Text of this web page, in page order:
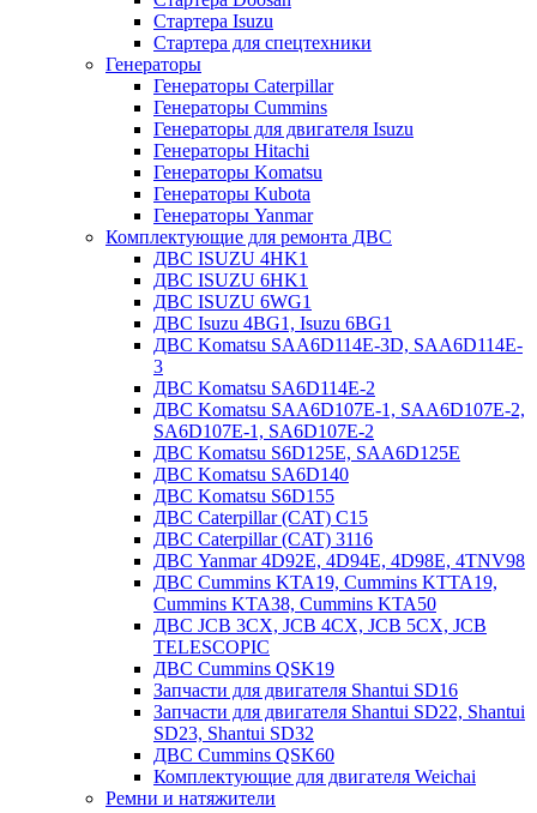
Стартера Isuzu
Стартера для спецтехники
Генераторы
Генераторы Caterpillar
Генераторы Cummins
Генераторы для двигателя Isuzu
Генераторы Hitachi
Генераторы Komatsu
Генераторы Kubota
Генераторы Yanmar
Комплектующие для ремонта ДВС
ДВС ISUZU 4HK1
ДВС ISUZU 6HK1
ДВС ISUZU 6WG1
ДВС Isuzu 4BG1, Isuzu 6BG1
ДВС Komatsu SAA6D114E-3D, SAA6D114E-
3
ДВС Komatsu SA6D114E-2
ДВС Komatsu SAA6D107E-1, SAA6D107E-2,
SA6D107E-1, SA6D107E-2
ДВС Komatsu S6D125E, SAA6D125E
ДВС Komatsu SA6D140
ДВС Komatsu S6D155
ДВС Caterpillar (CAT) C15
ДВС Caterpillar (CAT) 3116
ДВС Yanmar 4D92E, 4D94E, 4D98E, 4TNV98
ДВС Cummins KTA19, Cummins KTTA19,
Cummins KTA38, Cummins KTA50
ДВС JCB 3CX, JCB 4CX, JCB 5CX, JCB
TELESCOPIC
ДВС Cummins QSK19
Запчасти для двигателя Shantui SD16
Запчасти для двигателя Shantui SD22, Shantui
SD23, Shantui SD32
ДВС Cummins QSK60
Комплектующие для двигателя Weichai
Ремни и натяжители